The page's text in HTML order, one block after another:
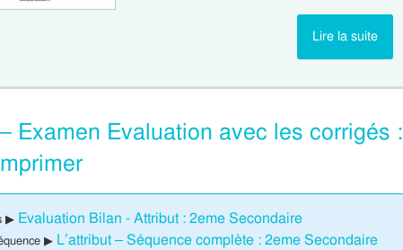
Lire la suite
Examen Evaluation avec les corrigés
▶ Evaluation Bilan - Attribut : 2eme Secondaire
▶ L’attribut – Séquence complète : 2eme Secondaire